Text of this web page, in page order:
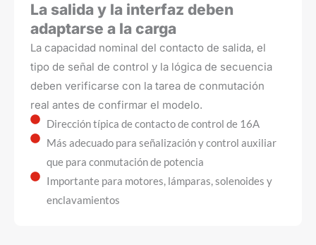
La salida y la interfaz deben
adaptarse a la carga
La capacidad nominal del contacto de salida, el
tipo de señal de control y la lógica de secuencia
deben verificarse con la tarea de conmutación
real antes de confirmar el modelo.
Dirección típica de contacto de control de 16A
Más adecuado para señalización y control auxiliar
que para conmutación de potencia
Importante para motores, lámparas, solenoides y
enclavamientos